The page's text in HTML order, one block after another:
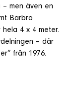
men även en
Barbro
hela 4 x 4 meter.
– där
från 1976.